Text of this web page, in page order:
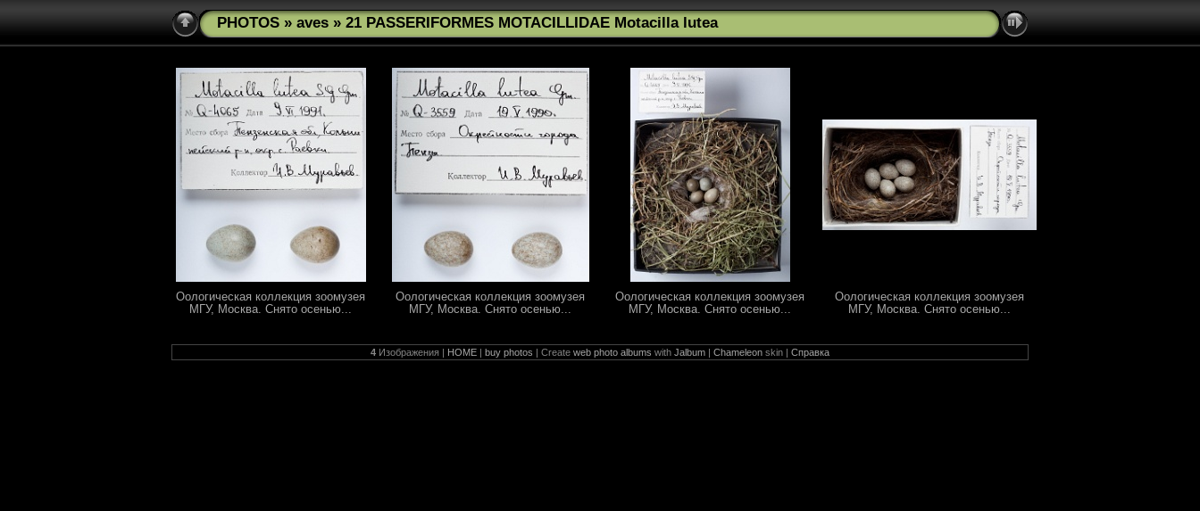
PHOTOS » aves » 21 PASSERIFORMES MOTACILLIDAE Motacilla lutea
Оологическая коллекция зоомузея
МГУ, Москва. Снято осенью...
Оологическая коллекция зоомузея
МГУ, Москва. Снято осенью...
Оологическая коллекция зоомузея
МГУ, Москва. Снято осенью...
Оологическая коллекция зоомузея
МГУ, Москва. Снято осенью...
4 Изображения | HOME | buy photos | Create web photo albums with Jalbum | Chameleon skin | Справка